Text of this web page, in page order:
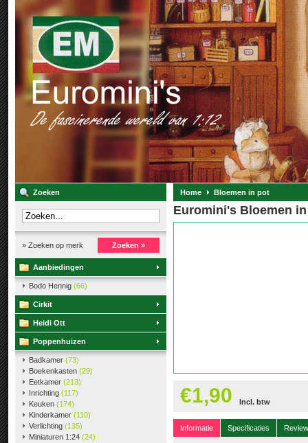
Zoeken
» Zoeken op merk Zoeken »
Aanbiedingen
Bodo Hennig (66)
Cirkit
Heidi Ott
Poppenhuizen
Badkamer (73)
Boekenkasten (29)
Eetkamer (213)
Inrichting (117)
Keuken (174)
Kinderkamer (110)
Verlichting (135)
Miniaturen 1:24 (24)
Home Bloemen in pot
Euromini's Bloemen
€1,90 Incl. btw
Informatie Specificaties